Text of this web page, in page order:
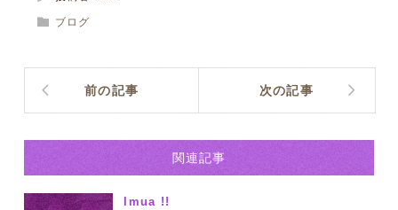
ブログ
前の記事 次の記事
関連記事
Imua !!